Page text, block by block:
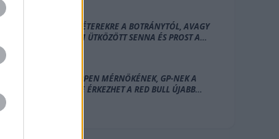
MILLIMÉTEREKRE A BOTRÁNYTÓL, AVAGY
ÍGY NEM ÜTKÖZÖTT SENNA ÉS PROST A
VERSTAPPEN MÉRNÖKÉNEK, GP-NEK A
HELYÉRE ÉRKEZHET A RED BULL ÚJABB